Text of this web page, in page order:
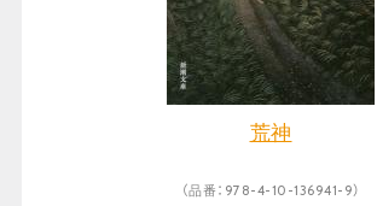
荒神
（品番：978-4-10-136941-9）